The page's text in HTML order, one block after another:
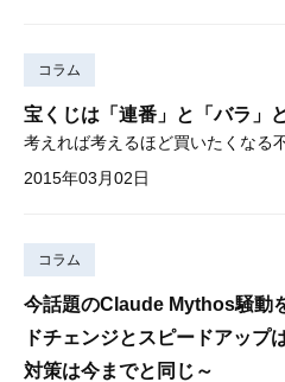
コラム
宝くじは「連番」と「バラ」
考えれば考えるほど買いたくなる
2015年03月02日
コラム
今話題のClaude Mythos騒動
ドチェンジとスピードアップ
対策は今までと同じ～